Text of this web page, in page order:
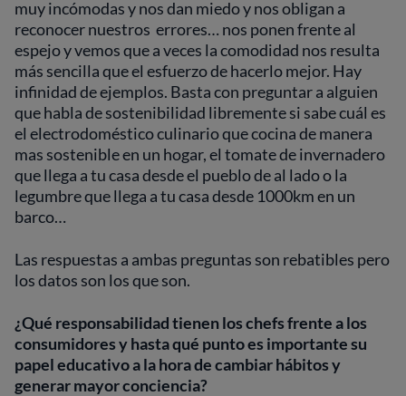
muy incómodas y nos dan miedo y nos obligan a
reconocer nuestros errores… nos ponen frente al
espejo y vemos que a veces la comodidad nos resulta
más sencilla que el esfuerzo de hacerlo mejor. Hay
infinidad de ejemplos. Basta con preguntar a alguien
que habla de sostenibilidad libremente si sabe cuál es
el electrodoméstico culinario que cocina de manera
mas sostenible en un hogar, el tomate de invernadero
que llega a tu casa desde el pueblo de al lado o la
legumbre que llega a tu casa desde 1000km en un
barco…
Las respuestas a ambas preguntas son rebatibles pero
los datos son los que son.
¿Qué responsabilidad tienen los chefs frente a los
consumidores y hasta qué punto es importante su
papel educativo a la hora de cambiar hábitos y
generar mayor conciencia?